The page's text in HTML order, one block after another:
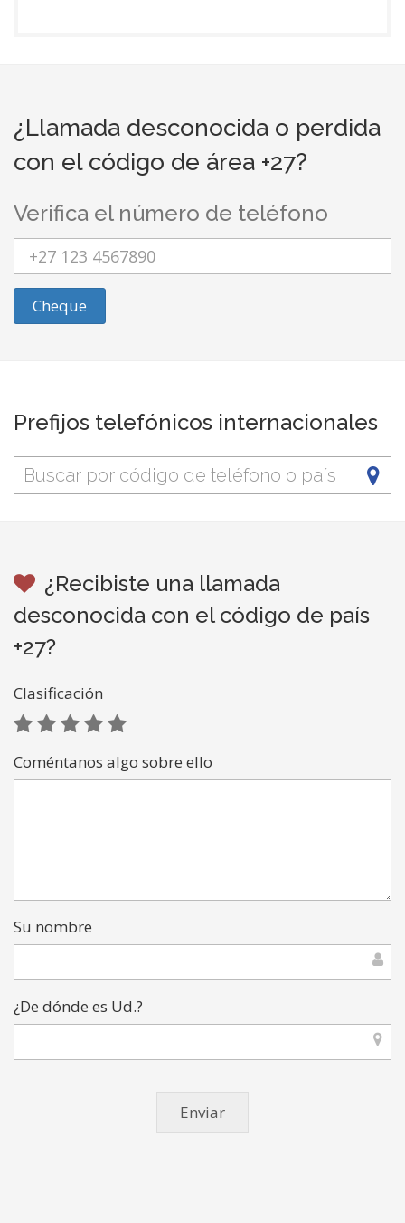
¿Llamada desconocida o perdida
con el código de área +27?
Verifica el número de teléfono
Cheque
Prefijos telefónicos internacionales
¿Recibiste una llamada
desconocida con el código de país
+27?
Clasificación
Coméntanos algo sobre ello
Su nombre
¿De dónde es Ud.?